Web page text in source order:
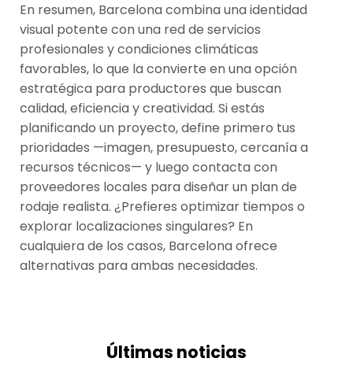
En resumen, Barcelona combina una identidad
visual potente con una red de servicios
profesionales y condiciones climáticas
favorables, lo que la convierte en una opción
estratégica para productores que buscan
calidad, eficiencia y creatividad. Si estás
planificando un proyecto, define primero tus
prioridades —imagen, presupuesto, cercanía a
recursos técnicos— y luego contacta con
proveedores locales para diseñar un plan de
rodaje realista. ¿Prefieres optimizar tiempos o
explorar localizaciones singulares? En
cualquiera de los casos, Barcelona ofrece
alternativas para ambas necesidades.
Últimas noticias